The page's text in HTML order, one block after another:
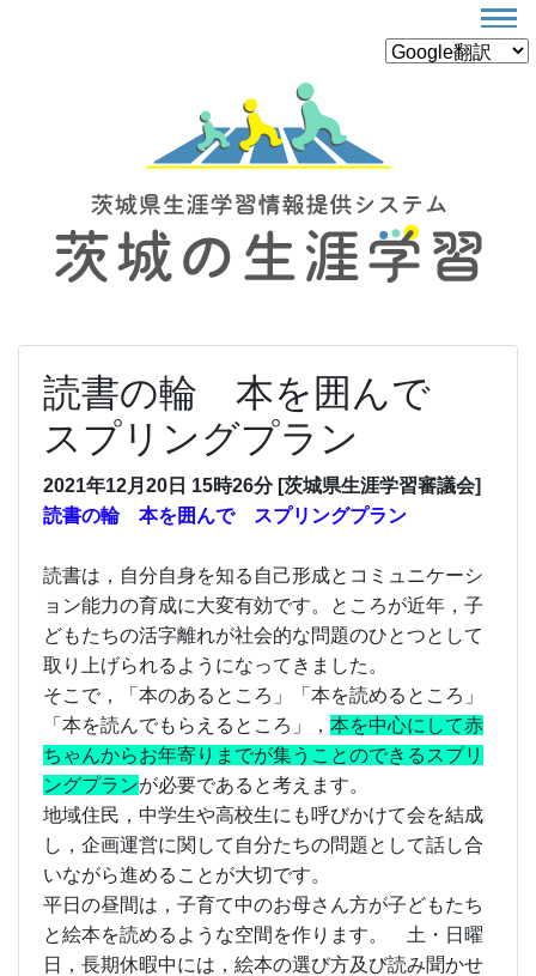
読書の輪 本を囲んで
スプリングプラン
2021年12月20日 15時26分 [茨城県生涯学習審議会]
読書の輪 本を囲んで スプリングプラン
読書は，自分自身を知る自己形成とコミュニケーシ
ョン能力の育成に大変有効です。ところが近年，子
どもたちの活字離れが社会的な問題のひとつとして
取り上げられるようになってきました。
そこで，「本のあるところ」「本を読めるところ」
「本を読んでもらえるところ」， 本を中心にして赤
ちゃんからお年寄りまでが集うことのできるスプリ
ングプランが必要であると考えます。
地域住民，中学生や高校生にも呼びかけて会を結成
し，企画運営に関して自分たちの問題として話し合
いながら進めることが大切です。
平日の昼間は，子育て中のお母さん方が子どもたち
と絵本を読めるような空間を作ります。 土・日曜
日，長期休暇中には，絵本の選び方及び読み聞かせ